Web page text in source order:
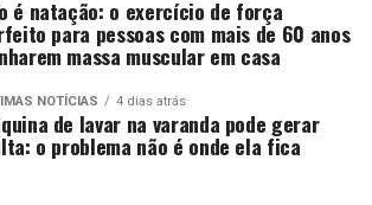
é natação: o exercício de força
para pessoas com mais de 60 anos
massa muscular em casa
NOTÍCIAS 4 dias atrás
de lavar na varanda pode gerar
o problema não é onde ela fica